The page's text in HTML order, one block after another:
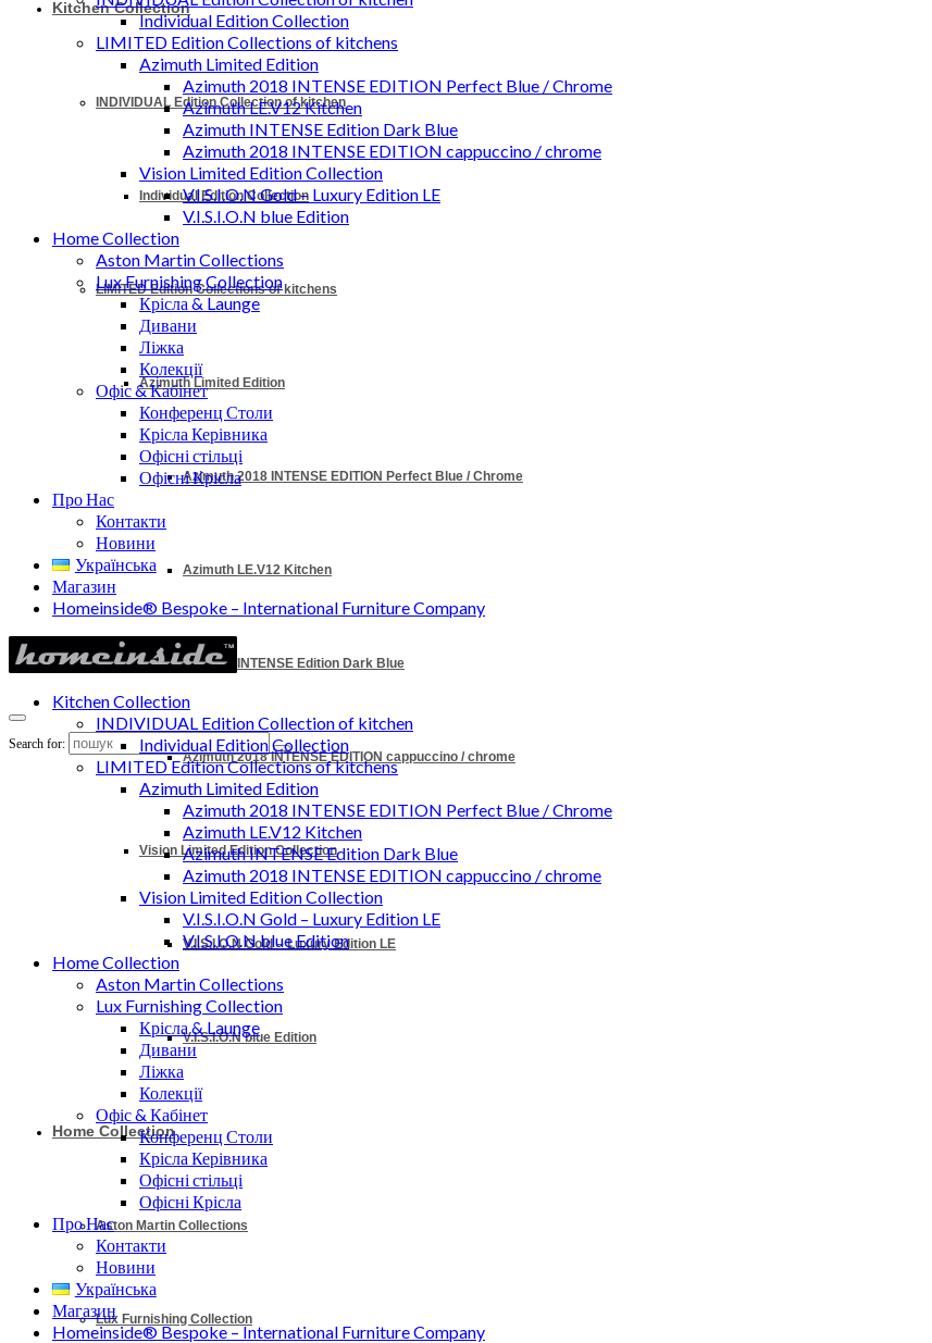
Kitchen Collection
INDIVIDUAL Edition Collection of kitchen
Individual Edition Collection
LIMITED Edition Collections of kitchens
Azimuth Limited Edition
Azimuth 2018 INTENSE EDITION Perfect Blue / Chrome
Azimuth LE.V12 Kitchen
Azimuth INTENSE Edition Dark Blue
Azimuth 2018 INTENSE EDITION cappuccino / chrome
Vision Limited Edition Collection
V.I.S.I.O.N Gold – Luxury Edition LE
V.I.S.I.O.N blue Edition
Home Collection
Aston Martin Collections
Lux Furnishing Collection
Individual Edition Collection
LIMITED Edition Collections of kitchens
Azimuth Limited Edition
Azimuth 2018 INTENSE EDITION Perfect Blue / Chrome
Azimuth LE.V12 Kitchen
Azimuth INTENSE Edition Dark Blue
Azimuth 2018 INTENSE EDITION cappuccino / chrome
Vision Limited Edition Collection
V.I.S.I.O.N Gold – Luxury Edition LE
V.I.S.I.O.N blue Edition
Home Collection
Aston Martin Collections
Lux Furnishing Collection
Крісла & Launge
Дивани
Ліжка
Колекції
Офіс & Кабінет
Конференц Столи
Крісла Керівника
Офісні стільці
Офісні Крісла
Про Нас
Контакти
Новини
Українська
Магазин
Homeinside® Bespoke – International Furniture Company
Search for:
Kitchen Collection
INDIVIDUAL Edition Collection of kitchen
Individual Edition Collection
LIMITED Edition Collections of kitchens
Azimuth Limited Edition
Azimuth 2018 INTENSE EDITION Perfect Blue / Chrome
Azimuth LE.V12 Kitchen
Azimuth INTENSE Edition Dark Blue
Azimuth 2018 INTENSE EDITION cappuccino / chrome
Vision Limited Edition Collection
V.I.S.I.O.N Gold – Luxury Edition LE
V.I.S.I.O.N blue Edition
Home Collection
Aston Martin Collections
Lux Furnishing Collection
Крісла & Launge
Дивани
Ліжка
Колекції
Офіс & Кабінет
Конференц Столи
Крісла Керівника
Офісні стільці
Офісні Крісла
Про Нас
Контакти
Новини
Українська
Магазин
Homeinside® Bespoke – International Furniture Company